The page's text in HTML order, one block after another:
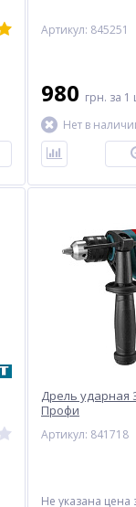
Артикул: 845251
980 грн. за 1
Нет в
Дрель ударная
Профи
Артикул: 841718
Не указана цена